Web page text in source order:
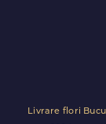
Livrare flori